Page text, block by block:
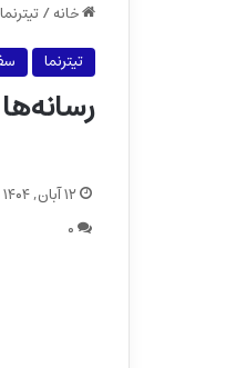
خانه/تیترنما
تیترنما
۱۲ آبان, ۱۴۰۴
۰